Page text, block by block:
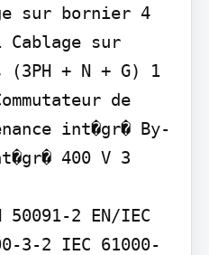
sur bornier 4
sur
+ N + G) 1
de
int�gr� By-
400 V 3
50091-2 EN/IEC
3-2 IEC 61000-